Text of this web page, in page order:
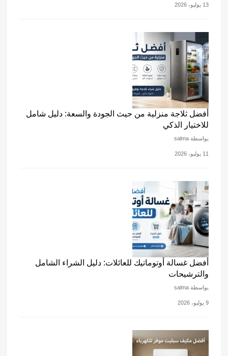
13 يوليو، 2026
أفضل ثلاجة منزلية من حيث الجودة والسعة: دليل شامل
للاختيار الذكي
بواسطة salma
11 يوليو، 2026
أفضل غسالة أوتوماتيك للعائلات: دليل الشراء الشامل
والترشيحات
بواسطة salma
9 يوليو، 2026